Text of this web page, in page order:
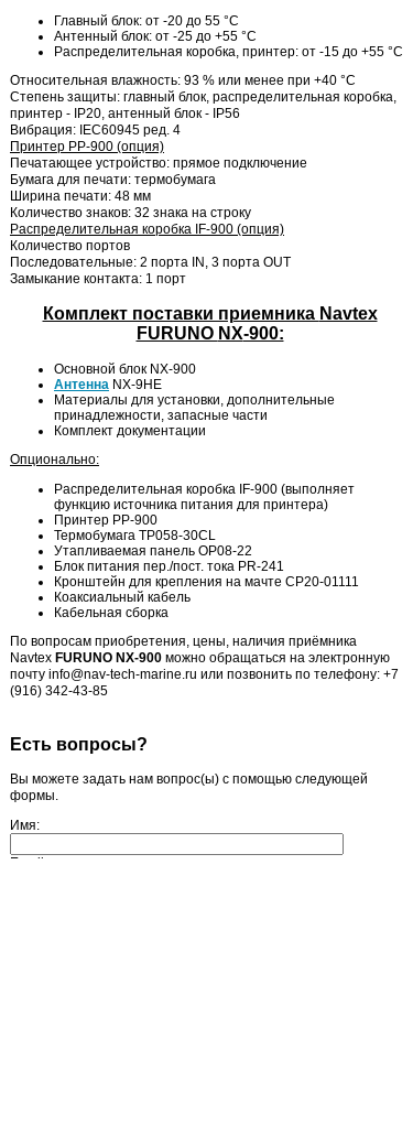
Главный блок: от -20 до 55 °C
Антенный блок: от -25 до +55 °C
Распределительная коробка, принтер: от -15 до +55 °C
Относительная влажность: 93 % или менее при +40 °C
Степень защиты: главный блок, распределительная коробка,
принтер - IP20, антенный блок - IP56
Вибрация: IEC60945 ред. 4
Принтер PP-900 (опция)
Печатающее устройство: прямое подключение
Бумага для печати: термобумага
Ширина печати: 48 мм
Количество знаков: 32 знака на строку
Распределительная коробка IF-900 (опция)
Количество портов
Последовательные: 2 порта IN, 3 порта OUT
Замыкание контакта: 1 порт
Комплект поставки приемника Navtex
FURUNO NX-900:
Основной блок NX-900
Антенна NX-9HE
Материалы для установки, дополнительные
принадлежности, запасные части
Комплект документации
Опционально:
Распределительная коробка IF-900 (выполняет
функцию источника питания для принтера)
Принтер PP-900
Термобумага TP058-30CL
Утапливаемая панель OP08-22
Блок питания пер./пост. тока PR-241
Кронштейн для крепления на мачте CP20-01111
Коаксиальный кабель
Кабельная сборка
По вопросам приобретения, цены, наличия приёмника
Navtex FURUNO NX-900 можно обращаться на электронную
почту info@nav-tech-marine.ru или позвонить по телефону: +7
(916) 342-43-85
Есть вопросы?
Вы можете задать нам вопрос(ы) с помощью следующей
формы.
Имя:
Email